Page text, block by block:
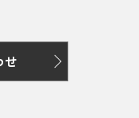
せ